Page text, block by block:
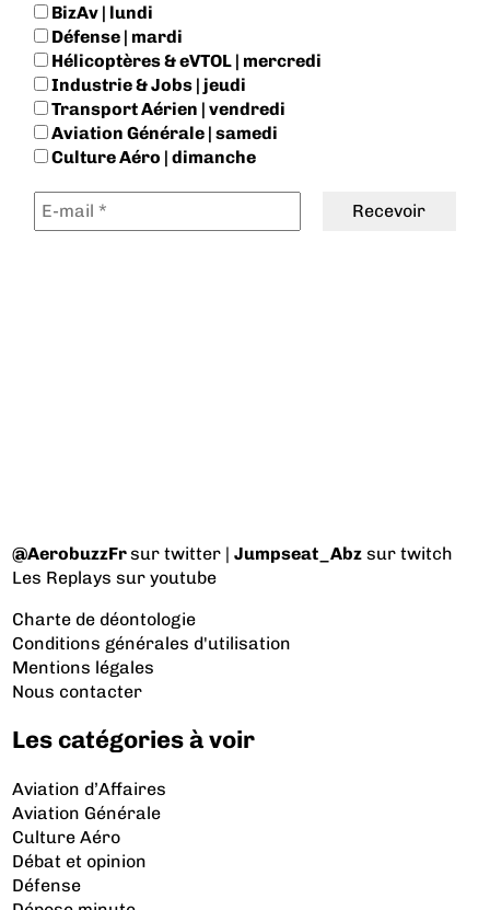
BizAv | lundi
Défense | mardi
Hélicoptères & eVTOL | mercredi
Industrie & Jobs | jeudi
Transport Aérien | vendredi
Aviation Générale | samedi
Culture Aéro | dimanche
@AerobuzzFrsur twitter |Jumpseat_Abz sur twitch
Les Replays sur youtube
Charte de déontologie
Conditions générales d'utilisation
Mentions légales
Nous contacter
Les catégories à voir
Aviation d’Affaires
Aviation Générale
Culture Aéro
Débat et opinion
Défense